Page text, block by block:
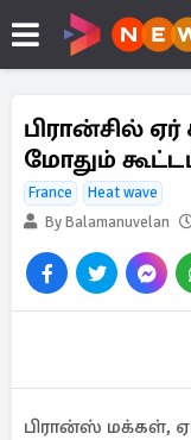
பிரான்சில்
மோதும்
France
Heat wave
By Balamanuvelan
பிரான்ஸ் மக்கள்,